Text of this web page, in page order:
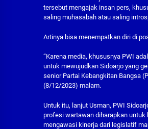
tersebut mengajak insan pers,
saling muhasabah atau saling
Artinya bisa menempatkan diri di
“Karena media, khususnya PWI
untuk mewujudkan Sidoarjo yang
senior Partai Kebangkitan Bangsa
(8/12/2023) malam.
Untuk itu, lanjut Usman, PWI
profesi wartawan diharapkan untuk
mengawasi kinerja dari legislatif